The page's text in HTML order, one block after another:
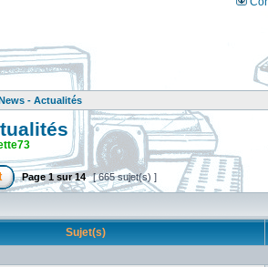
- Actualités
Page1sur14 [ 665 sujet(s) ]
Sujet(s)